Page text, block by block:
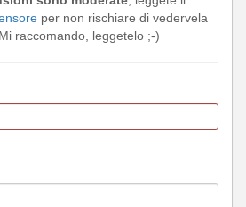
per non rischiare di vedervela
raccomando, leggetelo ;-)